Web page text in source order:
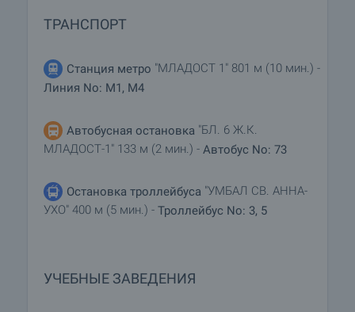
ТРАНСПОРТ
Станция метро "МЛАДОСТ 1" 801 м (10 мин.) -
Линия No: M1, M4
Автобусная остановка "БЛ. 6 Ж.К.
МЛАДОСТ-1" 133 м (2 мин.) - Автобус No: 73
Остановка троллейбуса "УМБАЛ СВ. АННА-
УХО" 400 м (5 мин.) - Троллейбус No: 3, 5
УЧЕБНЫЕ ЗАВЕДЕНИЯ